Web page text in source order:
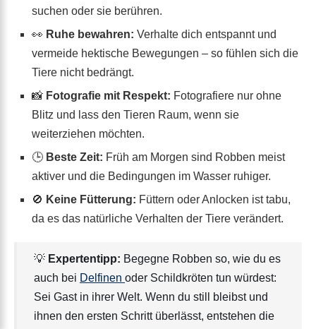
suchen oder sie berühren.
👀 Ruhe bewahren: Verhalte dich entspannt und
vermeide hektische Bewegungen – so fühlen sich die
Tiere nicht bedrängt.
📸 Fotografie mit Respekt: Fotografiere nur ohne
Blitz und lass den Tieren Raum, wenn sie
weiterziehen möchten.
🕒 Beste Zeit: Früh am Morgen sind Robben meist
aktiver und die Bedingungen im Wasser ruhiger.
🚫 Keine Fütterung: Füttern oder Anlocken ist tabu,
da es das natürliche Verhalten der Tiere verändert.
💡 Expertentipp: Begegne Robben so, wie du es
auch bei Delfinen oder Schildkröten tun würdest:
Sei Gast in ihrer Welt. Wenn du still bleibst und
ihnen den ersten Schritt überlässt, entstehen die